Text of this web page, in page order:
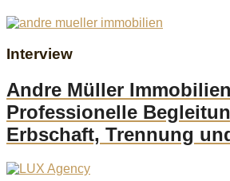
Interview
Andre Müller
Professionelle
Erbschaft, Trennung